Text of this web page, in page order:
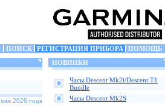
ПОИСК РЕГИСТРАЦИЯ ПРИБОРА
ПОМОЩЬ
2026 года
НОВИНКИ
Часы Descent Mk2i/Descent T1
Bundle
Часы Descent Mk2S